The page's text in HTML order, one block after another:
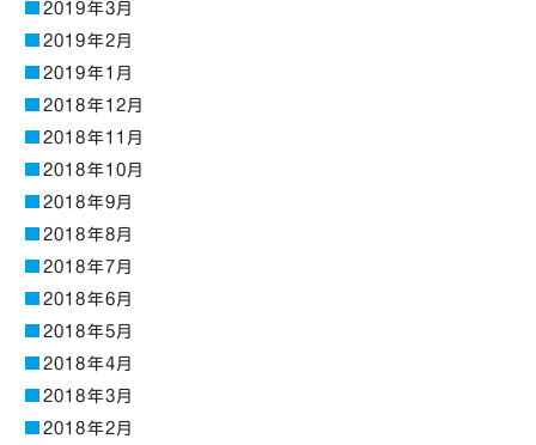
2019年3月
2019年2月
2019年1月
2018年12月
2018年11月
2018年10月
2018年9月
2018年8月
2018年7月
2018年6月
2018年5月
2018年4月
2018年3月
2018年2月